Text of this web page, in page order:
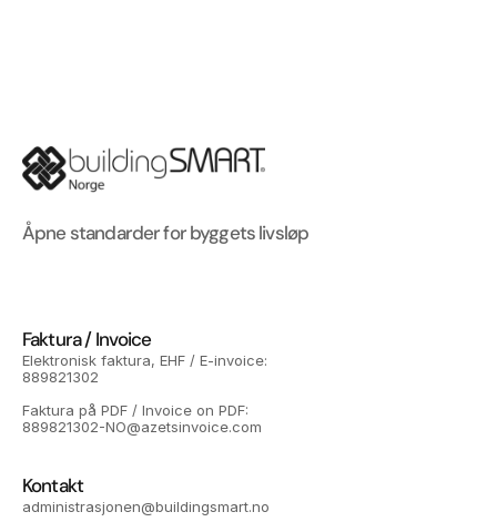
Åpne standarder for byggets livsløp
Faktura / Invoice
Elektronisk faktura, EHF / E-invoice:
889821302
Faktura på PDF / Invoice on PDF:
889821302-NO@azetsinvoice.com
Kontakt
administrasjonen@buildingsmart.no